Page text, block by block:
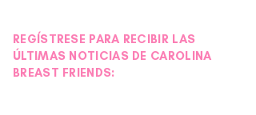
REGÍSTRESE PARA RECIBIR LAS
ÚLTIMAS NOTICIAS DE CAROLINA
BREAST FRIENDS: